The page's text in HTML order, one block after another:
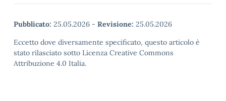
Pubblicato: 25.05.2026 - Revisione: 25.05.2026
Eccetto dove diversamente specificato, questo articolo è
stato rilasciato sotto Licenza Creative Commons
Attribuzione 4.0 Italia.